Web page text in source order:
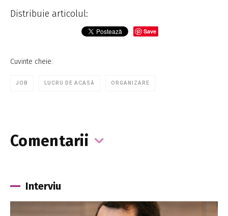
Distribuie articolul:
Save
Cuvinte cheie:
JOB LUCRU DE ACASĂ ORGANIZARE
Comentarii
Interviu